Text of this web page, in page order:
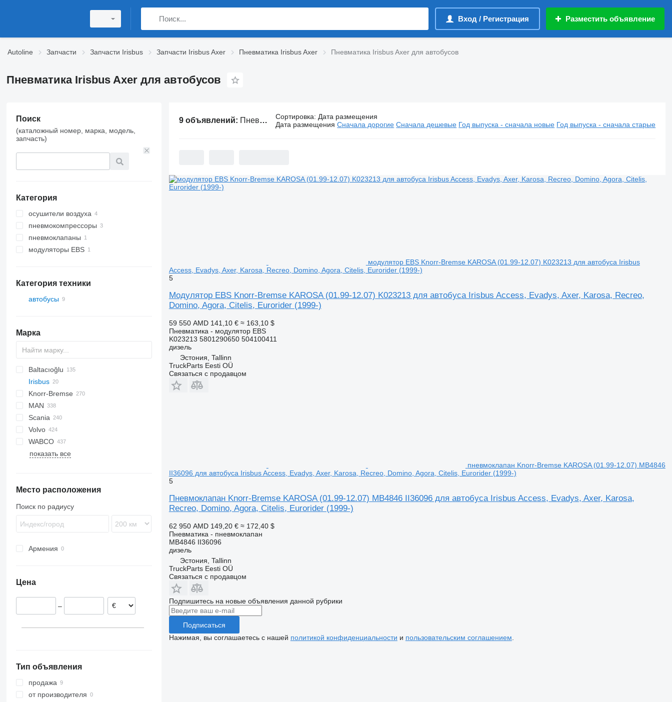
Вход / Регистрация Разместить объявление
Autoline Запчасти Запчасти Irisbus Запчасти Irisbus Axer Пневматика Irisbus Axer Пневматика Irisbus Axer для автобусов
Пневматика Irisbus Axer для автобусов
Поиск
(каталожный номер, марка, модель,
запчасть)
Категория
осушители воздуха
пневмокомпрессоры
пневмоклапаны
модуляторы EBS
Категория техники
автобусы
Марка
Baltacıoğlu
Futura
SB
Crossway
Eurorider
Irisbus
Axer
Citelis
Crossway
Daily
Domino
Evadys
Proway
Knorr-Bremse
MAN
A-series
Lion's series
Actros
Axor
Citaro
Conecto
Intouro
Tourino
Tourismo
Unimog
Cityliner
Jetliner
Megaliner
Skyliner
Scania
K-series
L-series
Alpino
Urbino
Prestij
T-series
Volvo
7700
8700
G-series
WABCO
показать все
Место расположения
Поиск по радиусу
Армения
Цена
–
Тип объявления
продажа
от производителя
9 объявлений: Пневматика Irisbus Axer для автобусов Сортировка: Дата размещения
Дата размещения Сначала дорогие Сначала дешевые Год выпуска - сначала новые Год выпуска - сначала старые
модулятор EBS Knorr-Bremse KAROSA (01.99-12.07) K023213 для автобуса Irisbus
Access, Evadys, Axer, Karosa, Recreo, Domino, Agora, Citelis, Eurorider (1999-)
5
Модулятор EBS Knorr-Bremse KAROSA (01.99-12.07) K023213 для автобуса Irisbus Access, Evadys, Axer, Karosa, Recreo,
Domino, Agora, Citelis, Eurorider (1999-)
59 550 AMD 141,10 € ≈ 163,10 $
Пневматика - модулятор EBS
K023213 5801290650 504100411
дизель
Эстония, Tallinn
TruckParts Eesti OÜ
Связаться с продавцом
пневмоклапан Knorr-Bremse KAROSA (01.99-12.07) MB4846
II36096 для автобуса Irisbus Access, Evadys, Axer, Karosa, Recreo, Domino, Agora, Citelis, Eurorider (1999-)
5
Пневмоклапан Knorr-Bremse KAROSA (01.99-12.07) MB4846 II36096 для автобуса Irisbus Access, Evadys, Axer, Karosa,
Recreo, Domino, Agora, Citelis, Eurorider (1999-)
62 950 AMD 149,20 € ≈ 172,40 $
Пневматика - пневмоклапан
MB4846 II36096
дизель
Эстония, Tallinn
TruckParts Eesti OÜ
Связаться с продавцом
Подпишитесь на новые объявления данной рубрики
Подписаться
Нажимая, вы соглашаетесь с нашей политикой конфиденциальности и пользовательским соглашением